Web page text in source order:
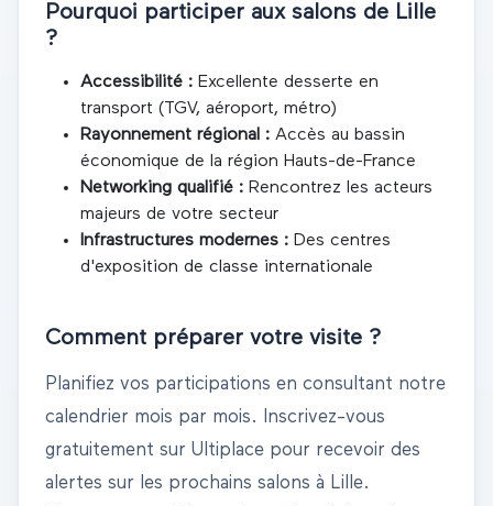
Pourquoi participer aux salons de Lille
?
Accessibilité : Excellente desserte en
transport (TGV, aéroport, métro)
Rayonnement régional : Accès au bassin
économique de la région Hauts-de-France
Networking qualifié : Rencontrez les acteurs
majeurs de votre secteur
Infrastructures modernes : Des centres
d'exposition de classe internationale
Comment préparer votre visite ?
Planifiez vos participations en consultant notre
calendrier mois par mois. Inscrivez-vous
gratuitement sur Ultiplace pour recevoir des
alertes sur les prochains salons à Lille.